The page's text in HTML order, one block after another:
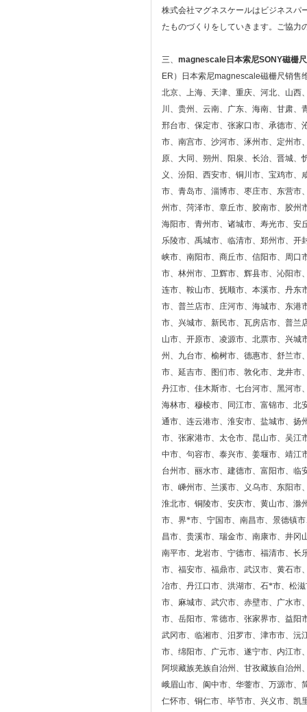
株式会社マグネスケールはビジネスパ
たものづくりをしていきます。ご協力
三、 magnescale日本索尼SONY磁栅
ER）日本索尼magnescale磁栅尺销售
北京、上海、天津、重庆、河北、山西
川、贵州、云南、广东、海南、甘肃
邢台市、保定市、张家口市、承德市、
市、南宫市、沙河市、涿州市、定州市
原、大同、朔州、阳泉、长治、晋城、
义、汾阳、西安市、铜川市、宝鸡市
市、青岛市、淄博市、枣庄市、东营市
州市、菏泽市、章丘市、胶南市、胶州
海阳市、青州市、诸城市、寿光市、安
乐陵市、禹城市、临清市、郑州市、开
峡市、南阳市、商丘市、信阳市、周口
市、林州市、卫辉市、辉县市、沁阳市
连市、鞍山市、抚顺市、本溪市、丹东
市、普兰店市、庄河市、海城市、东港
市、兴城市、新民市、瓦房店市、普兰
山市、开原市、凌源市、北票市、兴城
州、九台市、榆树市、德惠市、舒兰市
市、延吉市、图们市、敦化市、龙井市
丹江市、佳木斯市、七台河市、黑河市
海林市、穆棱市、同江市、富锦市、北
通市、连云港市、淮安市、盐城市、扬
市、张家港市、太仓市、昆山市、吴江
中市、句容市、泰兴市、姜堰市、靖江
台州市、丽水市、建德市、富阳市、临
市、嵊州市、兰溪市、义乌市、东阳市
淮北市、铜陵市、安庆市、黄山市、滁
市、界*市、宁国市、南昌市、景德镇
昌市、贵溪市、瑞金市、南康市、井冈
南平市、龙岩市、宁德市、福清市、长
市、福安市、福鼎市、武汉市、黄石市
冶市、丹江口市、洪湖市、石*市、松
市、麻城市、武穴市、赤壁市、广水市
市、岳阳市、常德市、张家界市、益阳
武冈市、临湘市、汨罗市、津市市、沅
市、绵阳市、广元市、遂宁市、内江市
阿坝藏族羌族自治州、甘孜藏族自治州
峨眉山市、阆中市、华蓥市、万源市、
仁怀市、铜仁市、毕节市、兴义市、凯